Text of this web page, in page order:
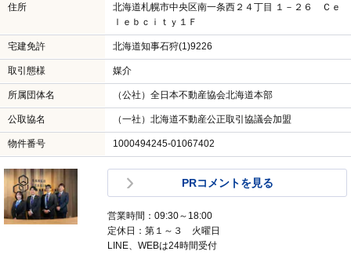
住所
北海道札幌市中央区南一条西２４丁目 １－２６ Ｃｅ
ｌｅｂｃｉｔｙ１Ｆ
宅建免許 北海道知事石狩(1)9226
取引態様 媒介
所属団体名 （公社）全日本不動産協会北海道本部
公取協名 （一社）北海道不動産公正取引協議会加盟
物件番号 1000494245-01067402
PRコメントを見る
営業時間：09:30～18:00
定休日：第１～３ 火曜日
LINE、WEBは24時間受付